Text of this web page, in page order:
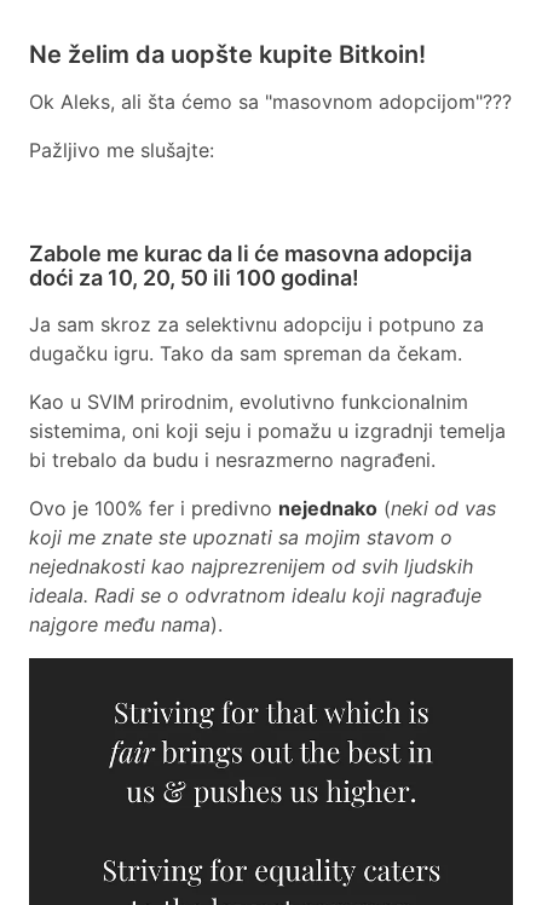
Ne želim da uopšte kupite Bitkoin!
Ok Aleks, ali šta ćemo sa "masovnom adopcijom"???
Pažljivo me slušajte:
Zabole me kurac da li će masovna adopcija
doći za 10, 20, 50 ili 100 godina!
Ja sam skroz za selektivnu adopciju i potpuno za
dugačku igru. Tako da sam spreman da čekam.
Kao u SVIM prirodnim, evolutivno funkcionalnim
sistemima, oni koji seju i pomažu u izgradnji temelja
bi trebalo da budu i nesrazmerno nagrađeni.
Ovo je 100% fer i predivno nejednako (neki od vas
koji me znate ste upoznati sa mojim stavom o
nejednakosti kao najprezrenijem od svih ljudskih
ideala. Radi se o odvratnom idealu koji nagrađuje
najgore među nama).